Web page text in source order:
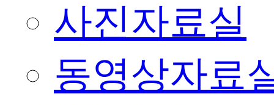
사진자료실
동영상자료